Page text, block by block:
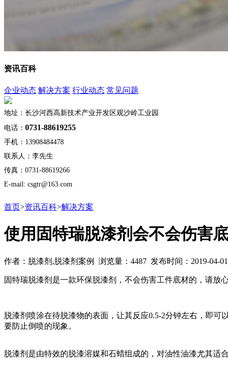
资讯百科
企业动态 解决方案 行业动态 常见问题
地址：长沙河西高新技术产业开发区观沙岭工业园
电话： 0731-88619255
手机：13908484478
联系人：李先生
传真：0731-88619266
E-mail: csgtr@163.com
首页>资讯百科>解决方案
使用固特瑞脱漆剂会不会伤害
作者：脱漆剂,脱漆剂案例 浏览量：4487 发布时间：2019-04-01
固特瑞脱漆剂是一款环保脱漆剂，不会伤害工件底材的，请放心
脱漆剂喷涂在待脱漆物的表面，让其反应0.5-2分钟左右，即
要防止倒喷的现象。
脱漆剂是由特效的脱漆溶媒和石蜡组成的，对油性油漆尤其适